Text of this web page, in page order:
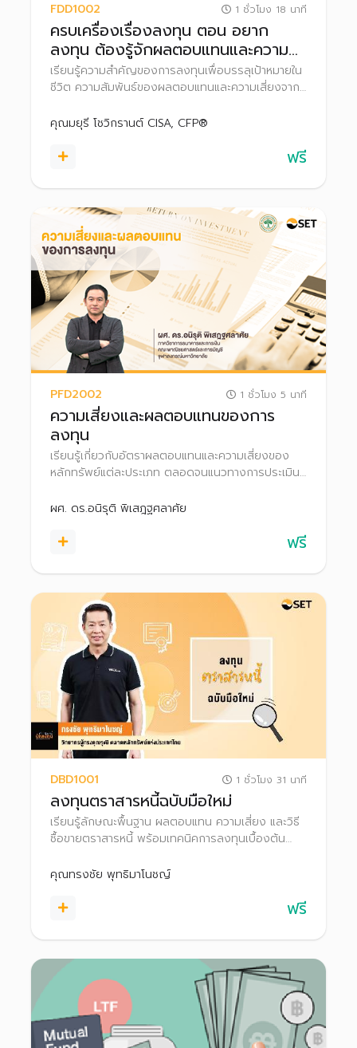
FDD1002 1 ชั่วโมง 18 นาที
ครบเครื่องเรื่องลงทุน ตอน อยาก
ลงทุน ต้องรู้จักผลตอบแทนและความ
เสี่ยง
เรียนรู้ความสำคัญของการลงทุนเพื่อบรรลุเป้าหมายใน
ชีวิต ความสัมพันธ์ของผลตอบแทนและความเสี่ยงจาก
คุณมยุรี โชวิกรานต์ CISA, CFP®
ฟรี
PFD2002 1 ชั่วโมง 5 นาที
ความเสี่ยงและผลตอบแทนของการ
ลงทุน
เรียนรู้เกี่ยวกับอัตราผลตอบแทนและความเสี่ยงของ
หลักทรัพย์แต่ละประเภท ตลอดจนแนวทางการประเมิน
ผศ. ดร.อนิรุติ พิเสฎฐศลาศัย
ฟรี
DBD1001 1 ชั่วโมง 31 นาที
ลงทุนตราสารหนี้ฉบับมือใหม่
เรียนรู้ลักษณะพื้นฐาน ผลตอบแทน ความเสี่ยง และวิธี
ซื้อขายตราสารหนี้ พร้อมเทคนิคการลงทุนเบื้องต้น
คุณทรงชัย พุทธิมาโนชญ์
ฟรี